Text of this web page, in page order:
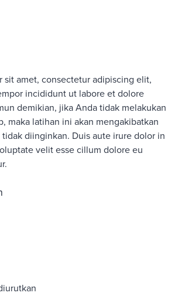
sit amet, consectetur adipiscing elit,
incididunt ut labore et dolore
demikian, jika Anda tidak melakukan
maka latihan ini akan mengakibatkan
diinginkan. Duis aute irure dolor in
velit esse cillum dolore eu